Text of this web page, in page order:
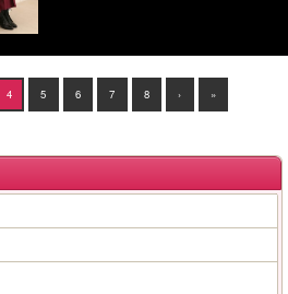
4 5 6 7 8 › »